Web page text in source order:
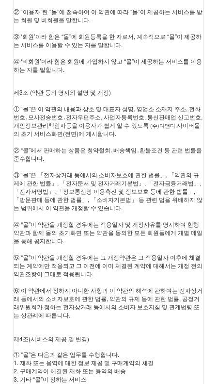
② “이용자”란 “몰”에 접속하여 이 약관에 따라 “몰”이 제공하는 서비스를 받
는 회원 및 비회원을 말합니다.
③ ‘회원’이라 함은 “몰”에 회원등록을 한 자로서, 계속적으로 “몰”이 제공하
는 서비스를 이용할 수 있는 자를 말합니다.
④ ‘비회원’이라 함은 회원에 가입하지 않고 “몰”이 제공하는 서비스를 이용
하는 자를 말합니다.
제3조 (약관 등의 명시와 설명 및 개정)
① “몰”은 이 약관의 내용과 상호 및 대표자 성명, 영업소 소재지 주소, 전화
번호․모사전송번호․전자우편주소, 사업자등록번호, 통신판매업 신고번호,
개인정보관리책임자등을 이용자가 쉽게 알 수 있도록 (주)디앤디 사이버몰
의 초기 서비스화면(전면)에 게시합니다.
② “몰”에서 판매하는 상품은 청약철회․배송책임․환불조건 등 관련 법률을
준수합니다.
③ “몰”은 「전자상거래 등에서의 소비자보호에 관한 법률」, 「약관의 규
제에 관한 법률」, 「전자문서 및 전자거래기본법」, 「전자금융거래법」,
「전자서명법」, 「정보통신망 이용촉진 및 정보보호 등에 관한 법률」,
「방문판매 등에 관한 법률」, 「소비자기본법」 등 관련 법을 위배하지 않
는 범위에서 이 약관을 개정할 수 있습니다.
④ “몰”이 약관을 개정할 경우에는 적용일자 및 개정사유를 명시하여 현행
약관과 함께 몰의 초기화면 또는 약관을 동의한 모든 회원들에게 개별 메일
을 통해 공지합니다.
⑤ “몰”이 약관을 개정할 경우에는 그 개정약관은 그 적용일자 이후에 체결
되는 계약에만 적용되고 그 이전에 이미 체결된 계약에 대해서는 개정 전의
약관조항이 그대로 적용됩니다.
⑥ 이 약관에서 정하지 아니한 사항과 이 약관의 해석에 관하여는 전자상거
래 등에서의 소비자보호에 관한 법률, 약관의 규제 등에 관한 법률, 공정거
래위원회가 정하는 전자상거래 등에서의 소비자 보호지침 및 관계법령 또
는 상관례에 따릅니다.
제4조(서비스의 제공 및 변경)
① “몰”은 다음과 같은 업무를 수행합니다.
1. 재화 또는 용역에 대한 정보 제공 및 구매계약의 체결
2. 구매계약이 체결된 재화 또는 용역의 배송
3. 기타 “몰”이 정하는 서비스